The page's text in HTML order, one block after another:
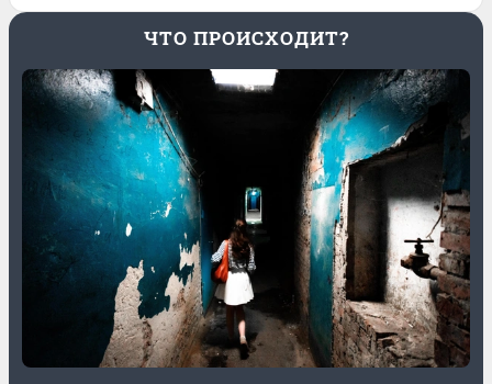
ЧТО ПРОИСХОДИТ?